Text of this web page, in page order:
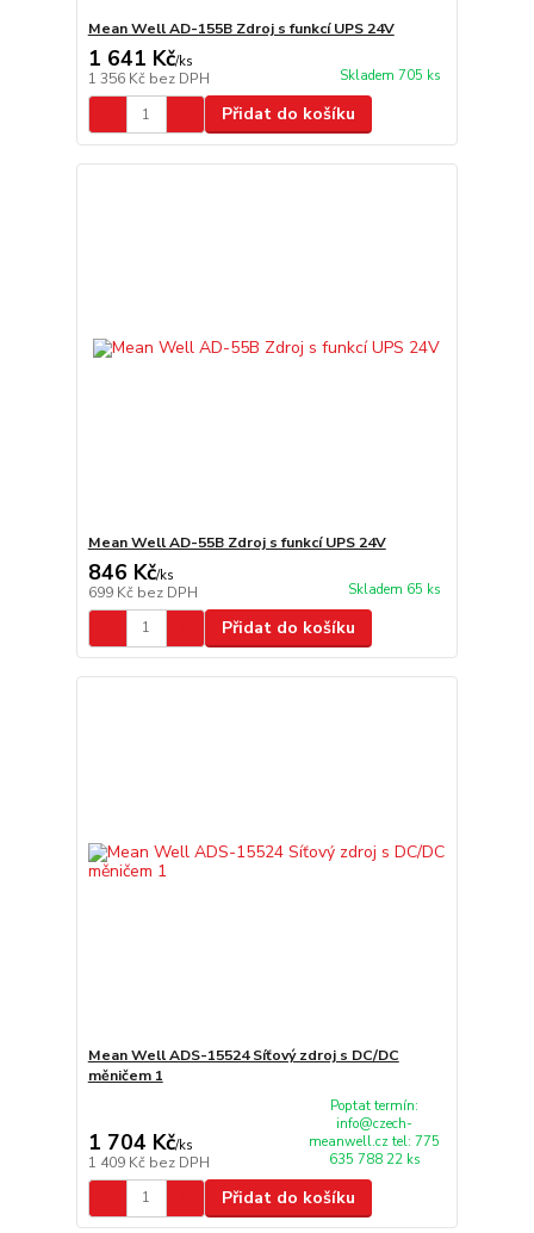
Mean Well AD-155B Zdroj s funkcí UPS 24V
1 641 Kč/ks
1 356 Kč bez DPH Skladem 705 ks
Přidat do košíku
Mean Well AD-55B Zdroj s funkcí UPS 24V
846 Kč/ks
699 Kč bez DPH Skladem 65 ks
Přidat do košíku
Mean Well ADS-15524 Síťový zdroj s DC/DC
měničem 1
1 704 Kč/ks
1 409 Kč bez DPH
Poptat termín:
info@czech-
meanwell.cz tel: 775
635 788 22 ks
Přidat do košíku